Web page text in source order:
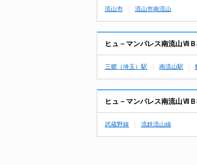
流山市 流山市南流山
ヒュ－マンパレス南流山Ⅶ
三郷（埼玉）駅 南流山駅
ヒュ－マンパレス南流山Ⅶ
武蔵野線 流鉄流山線